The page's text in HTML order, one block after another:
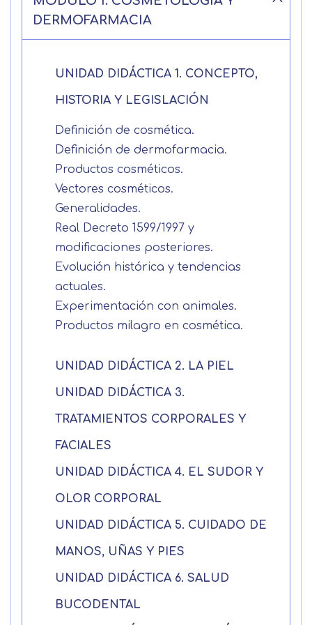
DERMOFARMACIA
UNIDAD DIDÁCTICA 1. CONCEPTO,
HISTORIA Y LEGISLACIÓN
Definición de cosmética.
Definición de dermofarmacia.
Productos cosméticos.
Vectores cosméticos.
Generalidades.
Real Decreto 1599/1997 y
modificaciones posteriores.
Evolución histórica y tendencias
actuales.
Experimentación con animales.
Productos milagro en cosmética.
UNIDAD DIDÁCTICA 2. LA PIEL
UNIDAD DIDÁCTICA 3.
TRATAMIENTOS CORPORALES Y
FACIALES
UNIDAD DIDÁCTICA 4. EL SUDOR Y
OLOR CORPORAL
UNIDAD DIDÁCTICA 5. CUIDADO DE
MANOS, UÑAS Y PIES
UNIDAD DIDÁCTICA 6. SALUD
BUCODENTAL
Solicitar
información
Apellido
Teléfono
Solicitar
información
Nombre
Telefono
de Datos . Haz clic aquí
Responsable EUROINNOVA
BUSINESS SCHOOL, S.L. Finalidad
Información académica y comercial
Centro de
preferencia de
privacidad
Utilizamos cookies propias y de terceros
para mejorar nuestros servicios
relacionados con tus preferencias,
mediante el análisis de tus hábitos de
navegación. En caso de que rechace las
cookies, no podremos asegurarle el